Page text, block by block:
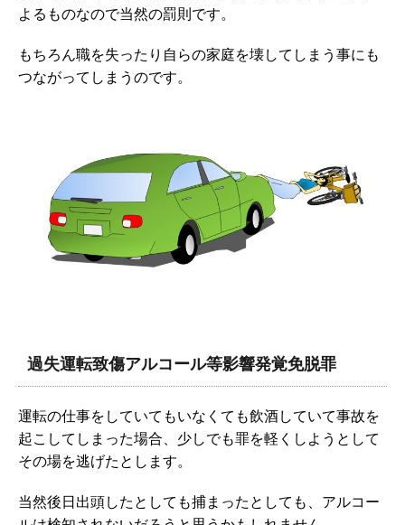
よるものなので当然の罰則です。
もちろん職を失ったり自らの家庭を壊してしまう事にも
つながってしまうのです。
過失運転致傷アルコール等影響発覚免脱罪
運転の仕事をしていてもいなくても飲酒していて事故を
起こしてしまった場合、少しでも罪を軽くしようとして
その場を逃げたとします。
当然後日出頭したとしても捕まったとしても、アルコー